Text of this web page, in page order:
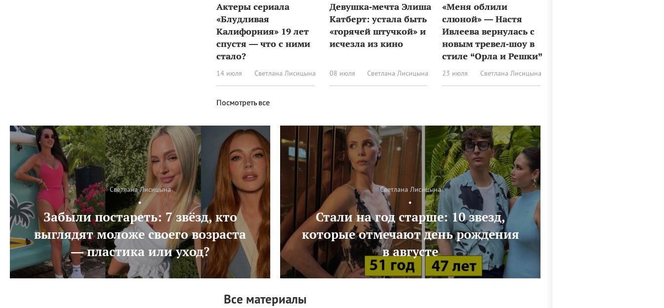
Актеры сериала
«Блудливая
Калифорния» 19 лет
спустя — что с ними
стало?
14 июля Светлана Лисицына
Девушка‑мечта Элиша
Катберт: устала быть
«горячей штучкой» и
исчезла из кино
08 июля Светлана Лисицына
«Меня облили
слюной» — Настя
Ивлеева вернулась с
новым тревел‑шоу в
стиле “Орла и Решки”
23 июля Светлана Лисицына
Посмотреть все
Светлана Лисицына
Забыли постареть: 7 звёзд, кто
выглядят моложе своего возраста
— пластика или уход?
Светлана Лисицына
Стали на год старше: 10 звезд,
которые отмечают день рождения
в августе
Все материалы